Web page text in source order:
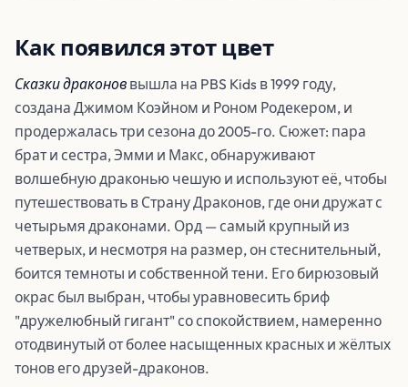
Как появился этот цвет
Сказки драконов вышла на PBS Kids в 1999 году,
создана Джимом Коэйном и Роном Родекером, и
продержалась три сезона до 2005-го. Сюжет: пара
брат и сестра, Эмми и Макс, обнаруживают
волшебную драконью чешую и используют её, чтобы
путешествовать в Страну Драконов, где они дружат с
четырьмя драконами. Орд — самый крупный из
четверых, и несмотря на размер, он стеснительный,
боится темноты и собственной тени. Его бирюзовый
окрас был выбран, чтобы уравновесить бриф
"дружелюбный гигант" со спокойствием, намеренно
отодвинутый от более насыщенных красных и жёлтых
тонов его друзей-драконов.